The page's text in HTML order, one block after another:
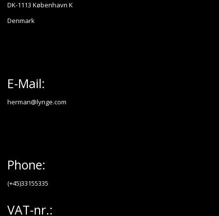
DK-1113 København K
Denmark
E-Mail:
herman@lynge.com
Phone:
(+45)33155335
VAT-nr.: